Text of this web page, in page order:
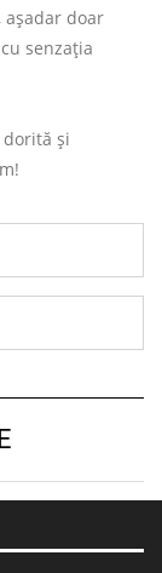
așadar doar
senzația
și